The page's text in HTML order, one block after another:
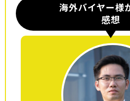
海外バイヤー様
感想